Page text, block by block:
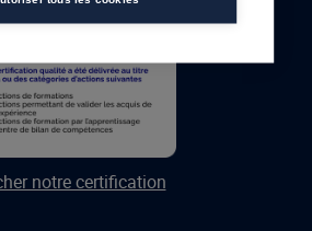
notre certification